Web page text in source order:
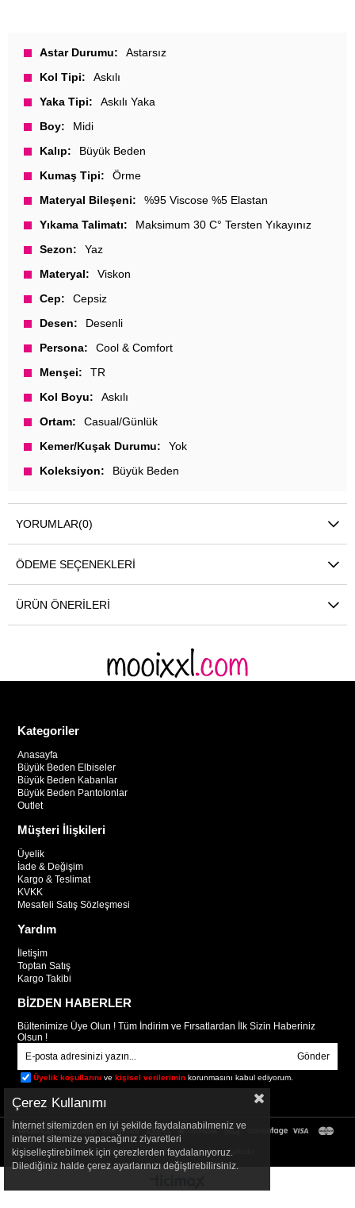
Astar Durumu
Astarsız
Kol Tipi
Askılı
Yaka Tipi
Askılı Yaka
Boy
Midi
Kalıp
Büyük Beden
Kumaş Tipi
Örme
Materyal Bileşeni
%95 Viscose %5 Elastan
Yıkama Talimatı
Maksimum 30 C° Tersten Yıkayınız
Sezon
Yaz
Materyal
Viskon
Cep
Cepsiz
Desen
Desenli
Persona
Cool & Comfort
Menşei
TR
Kol Boyu
Askılı
Ortam
Casual/Günlük
Kemer/Kuşak Durumu
Yok
Koleksiyon
Büyük Beden
YORUMLAR(0)
ÖDEME SEÇENEKLERI
ÜRÜN ÖNERILERI
Kategoriler
Anasayfa
Büyük Beden Elbiseler
Büyük Beden Kabanlar
Büyük Beden Pantolonlar
Outlet
Müşteri İlişkileri
Üyelik
İade & Değişim
Kargo & Teslimat
KVKK
Mesafeli Satış Sözleşmesi
Yardım
İletişim
Toptan Satış
Kargo Takibi
BİZDEN HABERLER
Bültenimize Üye Olun ! Tüm İndirim ve Fırsatlardan İlk Sizin Haberiniz
Olsun !
Gönder
Üyelik koşullarını vekişisel verilerimin korunmasını kabul ediyorum.
© 2025mooixxl.com- Tüm Hakları Saklıdır.
Çerez Kullanımı
İnternet sitemizden en iyi şekilde faydalanabilmeniz ve
internet sitemize yapacağınız ziyaretleri
kişiselleştirebilmek için çerezlerden faydalanıyoruz.
Dilediğiniz halde çerez ayarlarınızı değiştirebilirsiniz.